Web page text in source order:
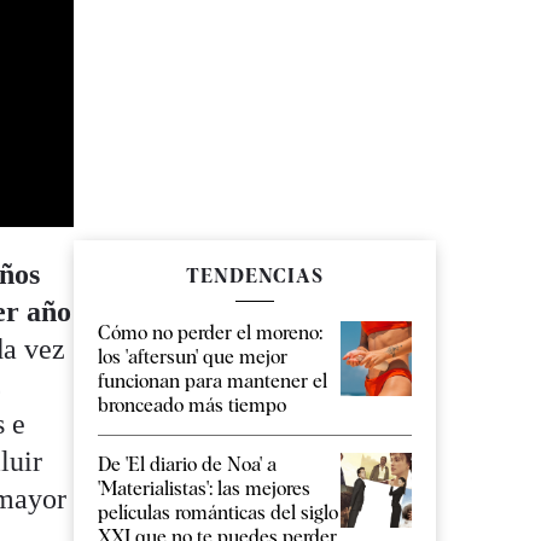
año
vez
e
TENDENCIAS
Cómo no perder el moreno:
los 'aftersun' que mejor
funcionan para mantener el
bronceado más tiempo
De 'El diario de Noa' a
'Materialistas': las mejores
películas románticas del siglo